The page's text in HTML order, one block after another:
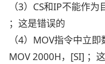
（3）CS和IP不能作
；这是错误的
（4）MOV指令中立
MOV 2000H，[SI] ；